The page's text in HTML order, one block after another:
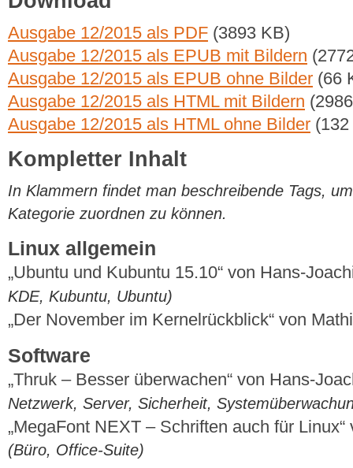
Ausgabe 12/2015 als PDF (3893 KB)
Ausgabe 12/2015 als EPUB mit Bildern
Ausgabe 12/2015 als EPUB ohne Bilder (66
Ausgabe 12/2015 als HTML mit Bildern
Ausgabe 12/2015 als HTML ohne Bilder
Kompletter Inhalt
In Klammern findet man beschreibende Tags,
Kategorie zuordnen zu können.
Linux allgemein
„Ubuntu und Kubuntu 15.10“ von Hans-
KDE, Kubuntu, Ubuntu)
„Der November im Kernelrückblick“ von
Software
„Thruk – Besser überwachen“ von Hans-
Netzwerk, Server, Sicherheit,
„MegaFont NEXT – Schriften auch für
(Büro, Office-Suite)